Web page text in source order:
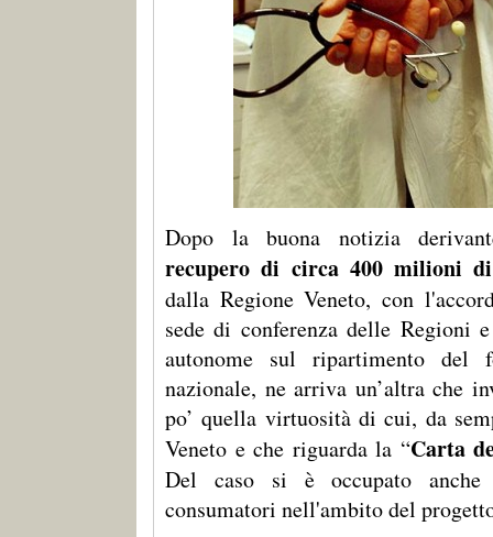
Dopo la buona notizia
recupero di circa 400 milioni
dalla Regione Veneto, con
sede di conferenza delle Regioni
autonome sul ripartimento del
nazionale, ne arriva un’altra che
po’ quella virtuosità di cui, da
Veneto e che riguarda la “Carta
Del caso si è occupato
consumatori nell'ambito del